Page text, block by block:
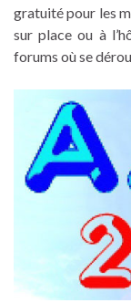
gratuité pour les
sur place ou à
forums où se